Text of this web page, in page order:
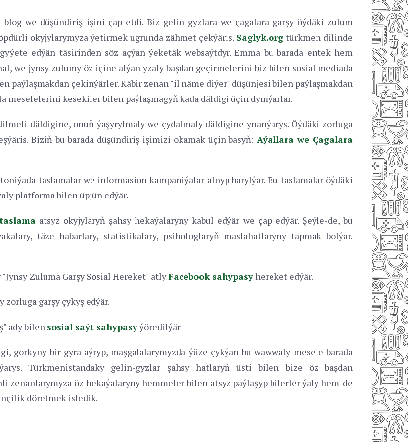
we düşündiriş işini çap etdi. Biz gelin-gyzlara we çagalara garşy öýdäki zulum
okyjylarymyza ýetirmek ugrunda zähmet çekýäris. Saglyk.org türkmen dilinde
edýän täsirinden söz açýan ýeketäk websaýtdyr. Emma bu barada entek hem
we jynsy zulumy öz içine alýan yzaly başdan geçirmelerini biz bilen sosial mediada
paýlaşmakdan çekinýärler. Käbir zenan "il näme diýer" düşünjesi bilen paýlaşmakdan
meselelerini kesekiler bilen paýlaşmagyň kada däldigi üçin dymýarlar.
däldigine, onuň ýaşyrylmaly we çydalmaly däldigine ynanýarys. Öýdäki zorluga
Biziň bu barada düşündiriş işimizi okamak üçin basyň:Aýallara we Çagalara
taslamalar we informasion kampaniýalar alnyp barylýar. Bu taslamalar öýdäki
platforma bilen üpjün edýär.
atsyz okyjylaryň şahsy hekaýalaryny kabul edýär we çap edýär. Şeýle-de, bu
täze habarlary, statistikalary, psihologlaryň maslahatlaryny tapmak bolýar.
Zuluma Garşy Sosial Hereket" atlyFacebook sahypasyhereket edýär.
zorluga garşy çykyş edýär.
ady bilen sosial saýt sahypasyýöredilýär.
bir gyra aýryp, maşgalalarymyzda ýüze çykýan bu wawwaly mesele barada
Türkmenistandaky gelin-gyzlar şahsy hatlaryň üsti bilen bize öz başdan
zenanlarymyza öz hekaýalaryny hemmeler bilen atsyz paýlaşyp bilerler ýaly hem-de
döretmek isledik.